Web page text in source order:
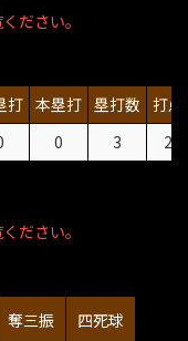
打 本塁打 塁打数 打点
0 3 2
奪三振 四死球